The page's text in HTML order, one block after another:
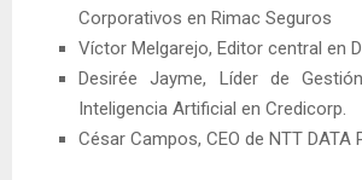
Corporativos en Rimac Seguros
Víctor Melgarejo, Editor central en
Desirée Jayme, Líder de
Inteligencia Artificial en Credicorp.
César Campos, CEO de NTT DATA